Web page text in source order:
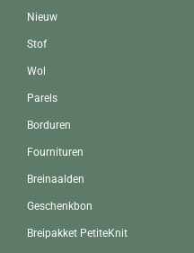
Nieuw
Stof
Wol
Parels
Borduren
Fournituren
Breinaalden
Geschenkbon
Breipakket PetiteKnit